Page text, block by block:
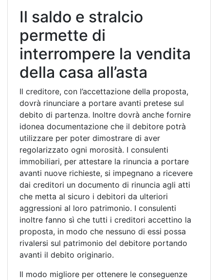
Il saldo e stralcio
permette di
interrompere la vendita
della casa all’asta
Il creditore, con l’accettazione della proposta,
dovrà rinunciare a portare avanti pretese sul
debito di partenza. Inoltre dovrà anche fornire
idonea documentazione che il debitore potrà
utilizzare per poter dimostrare di aver
regolarizzato ogni morosità. I consulenti
immobiliari, per attestare la rinuncia a portare
avanti nuove richieste, si impegnano a ricevere
dai creditori un documento di rinuncia agli atti
che metta al sicuro i debitori da ulteriori
aggressioni al loro patrimonio. I consulenti
inoltre fanno sì che tutti i creditori accettino la
proposta, in modo che nessuno di essi possa
rivalersi sul patrimonio del debitore portando
avanti il debito originario.
Il modo migliore per ottenere le conseguenze